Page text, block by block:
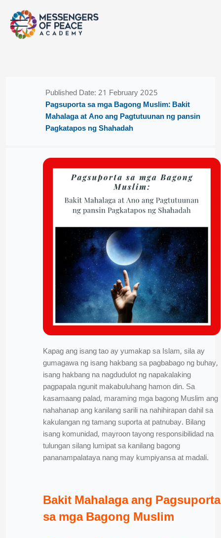
BlocksPublished Date: 21 February 2025
Pagsuporta sa mga Bagong Muslim: Bakit
Mahalaga at Ano ang Pagtutuunan ng pansin
Pagkatapos ng Shahadah
Kapag ang isang tao ay yumakap sa Islam, sila ay
gumagawa ng isang hakbang sa pagbabago ng buhay,
isang hakbang na nagdudulot ng napakalaking
pagpapala ngunit makabuluhang hamon din. Sa
kasamaang palad, maraming mga bagong Muslim ang
nahahanap ang kanilang sarili na nahihirapan dahil sa
kakulangan ng tamang suporta at patnubay. Bilang
isang komunidad, mayroon tayong responsibilidad na
tulungan silang lumipat sa kanilang bagong
pananampalataya nang may kumpiyansa at madali.
Bakit Mahalaga ang Pagsuporta
sa mga Bagong Muslim